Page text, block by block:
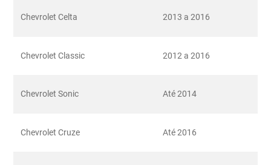
Chevrolet Celta 2013 a 2016
Chevrolet Classic 2012 a 2016
Chevrolet Sonic Até 2014
Chevrolet Cruze Até 2016